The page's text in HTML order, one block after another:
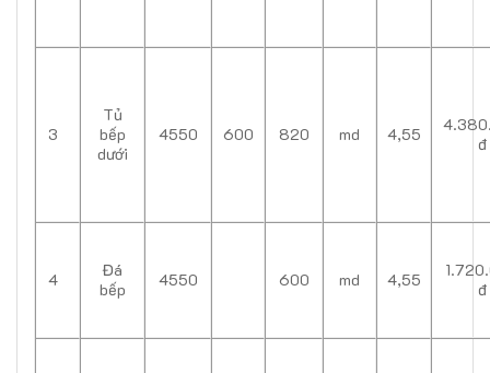
3
Tủ
bếp
dưới
4550 600 820 md 4,55
đ
4
Đá
bếp
4550 600 md 4,55
đ